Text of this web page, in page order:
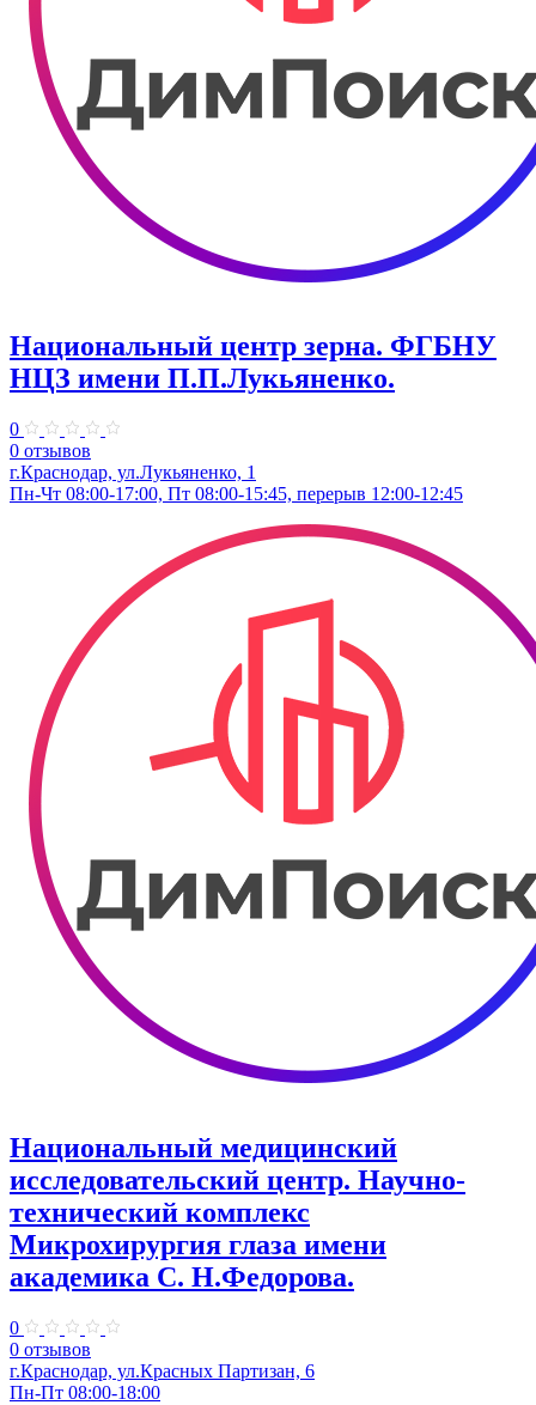
Национальный центр зерна. ФГБНУ
НЦЗ имени П.П.Лукьяненко.
0
0 отзывов
г.Краснодар, ул.Лукьяненко, 1
Пн-Чт 08:00-17:00, Пт 08:00-15:45, перерыв 12:00-12:45
Национальный медицинский
исследовательский центр. Научно-
технический комплекс
Микрохирургия глаза имени
академика С. Н.Федорова.
0
0 отзывов
г.Краснодар, ул.​Красных Партизан, 6
Пн-Пт 08:00-18:00